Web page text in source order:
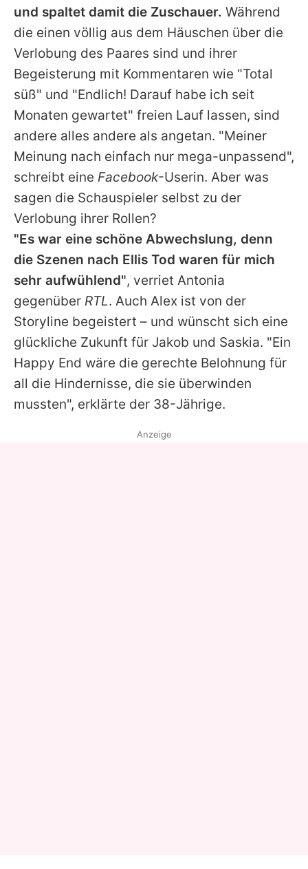
und spaltet damit die Zuschauer. Während
die einen völlig aus dem Häuschen über die
Verlobung des Paares sind und ihrer
Begeisterung mit Kommentaren wie "Total
süß" und "Endlich! Darauf habe ich seit
Monaten gewartet" freien Lauf lassen, sind
andere alles andere als angetan. "Meiner
Meinung nach einfach nur mega-unpassend",
schreibt eine Facebook-Userin. Aber was
sagen die Schauspieler selbst zu der
Verlobung ihrer Rollen?
"Es war eine schöne Abwechslung, denn
die Szenen nach Ellis Tod waren für mich
sehr aufwühlend", verriet Antonia
gegenüber RTL. Auch Alex ist von der
Storyline begeistert – und wünscht sich eine
glückliche Zukunft für Jakob und Saskia. "Ein
Happy End wäre die gerechte Belohnung für
all die Hindernisse, die sie überwinden
mussten", erklärte der 38-Jährige.
Anzeige